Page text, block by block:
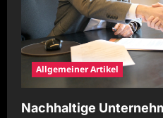
Allgemeiner Artikel
Nachhaltige